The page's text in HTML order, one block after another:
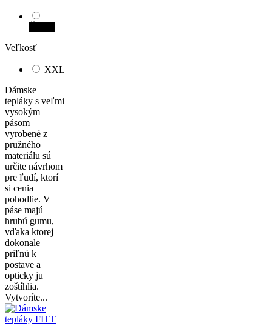
Veľkosť
XXL
Dámske
tepláky s veľmi
vysokým
pásom
vyrobené z
pružného
materiálu sú
určite návrhom
pre ľudí, ktorí
si cenia
pohodlie. V
páse majú
hrubú gumu,
vďaka ktorej
dokonale
priľnú k
postave a
opticky ju
zoštíhlia.
Vytvoríte...